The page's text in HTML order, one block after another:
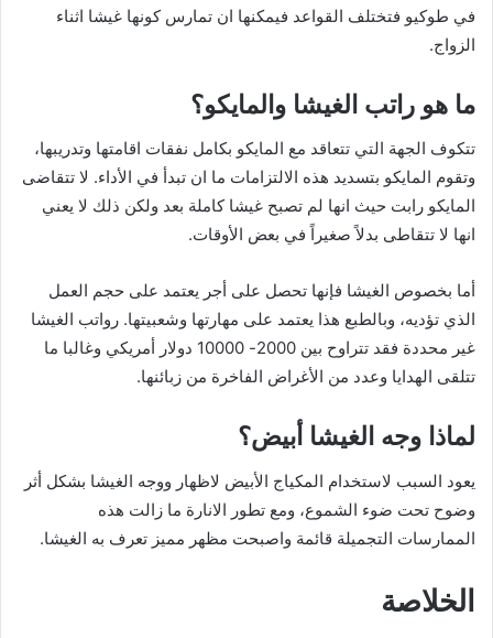
في طوكيو فتختلف القواعد فيمكنها ان تمارس كونها غيشا اثناء
الزواج.
ما هو راتب الغيشا والمايكو؟
تتكوف الجهة التي تتعاقد مع المايكو بكامل نفقات اقامتها وتدريبها،
وتقوم المايكو بتسديد هذه الالتزامات ما ان تبدأ في الأداء. لا تتقاضى
المايكو رابت حيث انها لم تصبح غيشا كاملة بعد ولكن ذلك لا يعني
انها لا تتقاطى بدلاً صغيراً في بعض الأوقات.
أما بخصوص الغيشا فإنها تحصل على أجر يعتمد على حجم العمل
الذي تؤديه، وبالطبع هذا يعتمد على مهارتها وشعبيتها. رواتب الغيشا
غير محددة فقد تتراوح بين 2000- 10000 دولار أمريكي وغالبا ما
تتلقى الهدايا وعدد من الأغراض الفاخرة من زبائنها.
لماذا وجه الغيشا أبيض؟
يعود السبب لاستخدام المكياج الأبيض لاظهار ووجه الغيشا بشكل أثر
وضوح تحت ضوء الشموع، ومع تطور الانارة ما زالت هذه
الممارسات التجميلة قائمة واصبحت مظهر مميز تعرف به الغيشا.
الخلاصة